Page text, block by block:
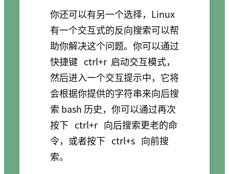
你还可以有另一个选择，Linux
有一个交互式的反向搜索可以帮
助你解决这个问题。你可以通过
快捷键 ctrl+r 启动交互模式，
然后进入一个交互提示中，它将
会根据你提供的字符串来向后搜
索 bash 历史，你可以通过再次
按下 ctrl+r 向后搜索更老的命
令，或者按下 ctrl+s 向前搜
索。